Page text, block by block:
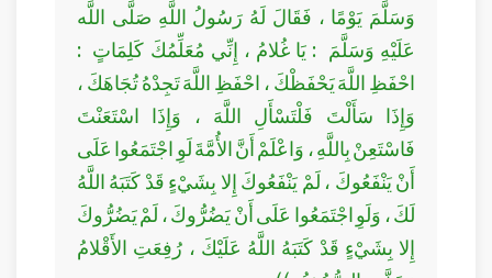
وَسَلَّمَ يَوْمًا ، فَقَالَ لَهُ رَسُولُ اللَّهِ صَلَّى اللَّه
عَلَيْهِ وَسَلَّمَ : يَا غُلامُ ، إِنِّي مُعَلِّمُكَ كَلِمَاتٍ :
احْفَظِ اللَّهَ يَحْفَظْكَ ، احْفَظِ اللَّهَ تَجِدْهُ تُجَاهَكَ ،
وَإِذَا سَأَلْتَ فَلْتَسْأَلِ اللَّهَ ، وَإِذَا اسْتَعَنْتَ
فَاسْتَعِنْ بِاللَّهِ ، وَاعْلَمْ أَنَّ الأُمَّةَ لَوِ اجْتَمَعُوا عَلَى
أَنْ يَنْفَعُوكَ ، لَمْ يَنْفَعُوكَ إِلا بِشَيْءٍ قَدْ كَتَبَهُ اللَّهُ
لَكَ ، وَلَوِ اجْتَمَعُوا عَلَى أَنْ يَضُرُّوكَ ، لَمْ يَضُرُّوكَ
إِلا بِشَيْءٍ قَدْ كَتَبَهُ اللَّهُ عَلَيْكَ ، رُفِعَتِ الأَقْلامُ